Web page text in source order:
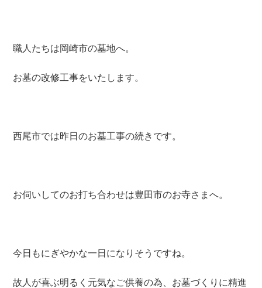
職人たちは岡崎市の墓地へ。
お墓の改修工事をいたします。
西尾市では昨日のお墓工事の続きです。
お伺いしてのお打ち合わせは豊田市のお寺さまへ。
今日もにぎやかな一日になりそうですね。
故人が喜ぶ明るく元気なご供養の為、お墓づくりに精進